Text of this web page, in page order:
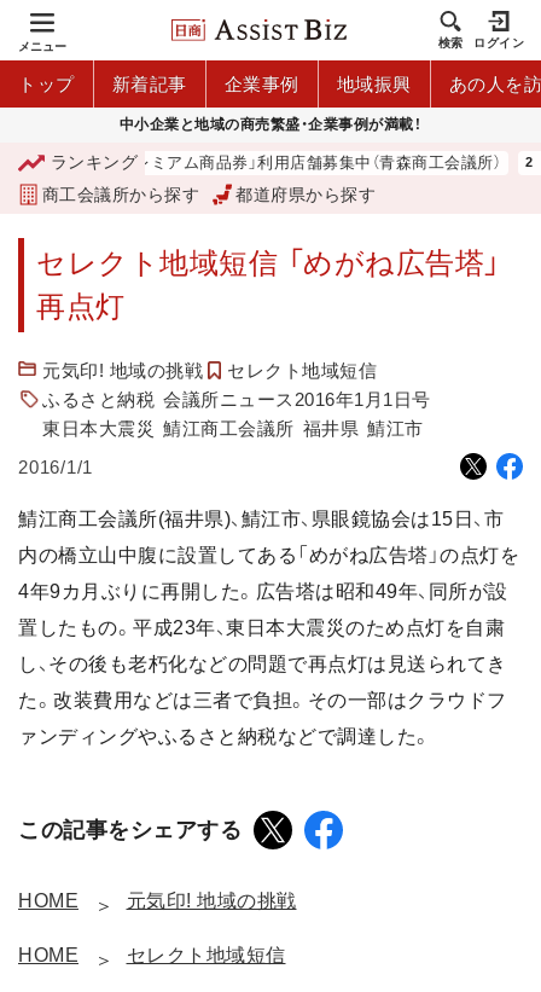
メニュー 検索 ログイン
トップ 新着記事 企業事例 地域振興 あの人を
中小企業と地域の商売繁盛・企業事例が満載！
ランキング
「青森市プレミアム商品券」利用店舗募集中（青森商工会議所）
商工会議所から探す 都道府県から探す
セレクト地域短信 「めがね広告塔」
再点灯
元気印! 地域の挑戦
セレクト地域短信
ふるさと納税 会議所ニュース2016年1月1日号
東日本大震災 鯖江商工会議所 福井県 鯖江市
2016/1/1
鯖江商工会議所(福井県)、鯖江市、県眼鏡協会は15日、市
内の橋立山中腹に設置してある「めがね広告塔」の点灯を
4年9カ月ぶりに再開した。広告塔は昭和49年、同所が設
置したもの。平成23年、東日本大震災のため点灯を自粛
し、その後も老朽化などの問題で再点灯は見送られてき
た。改装費用などは三者で負担。その一部はクラウドフ
ァンディングやふるさと納税などで調達した。
この記事をシェアする
HOME 元気印! 地域の挑戦
HOME セレクト地域短信